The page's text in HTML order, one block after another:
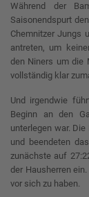
Während der
Saisonendspurt
Chemnitzer Jungs
antreten, um
den Niners um die
vollständig klar
Und irgendwie
Beginn an den
unterlegen war.
und beendeten
zunächste auf
der Hausherren
vor sich zu haben.